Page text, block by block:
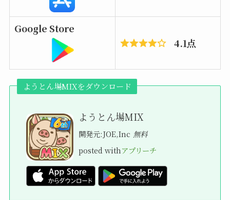
Google Store
4.1点
ようとん場MIXをダウンロード
ようとん場MIX
開発元:JOE,Inc 無料
posted withアプリーチ